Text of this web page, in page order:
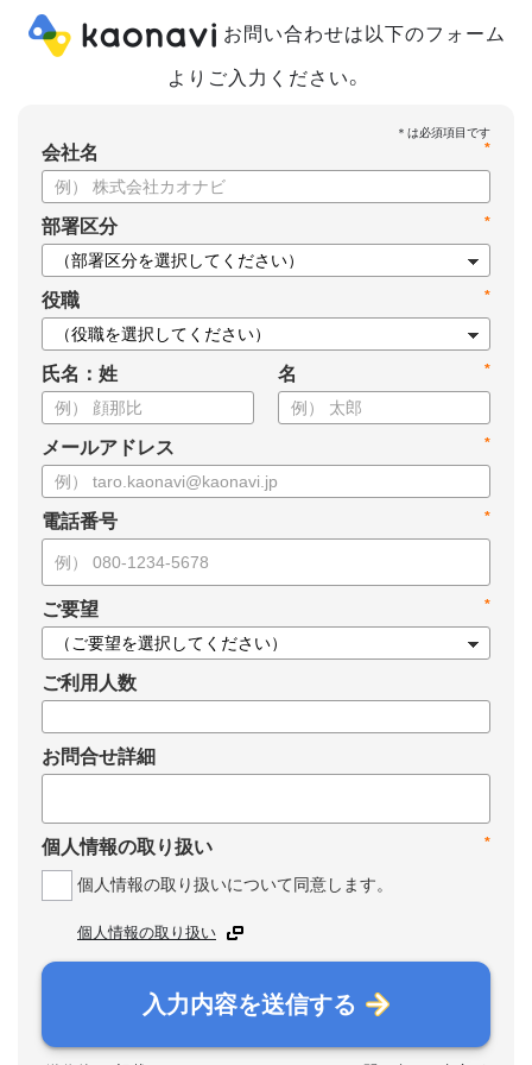
お問い合わせは以下のフォーム
よりご入力ください。
*
会社名
*
部署区分
*
役職
氏名：姓 *
名
*
メールアドレス
*
電話番号
*
ご要望
ご利用人数
お問合せ詳細
*
個人情報の取り扱い
個人情報の取り扱いについて同意します。
個人情報の取り扱い
入力内容を送信する